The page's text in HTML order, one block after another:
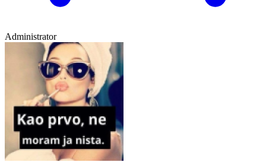
Administrator